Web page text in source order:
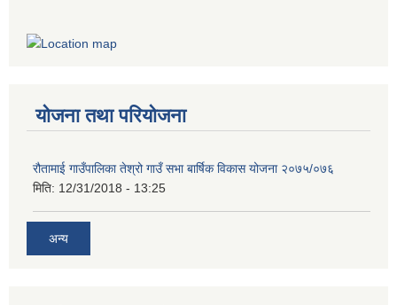
योजना तथा परियोजना
रौतामाई गाउँपालिका तेश्रो गाउँ सभा बार्षिक विकास योजना २०७५/०७६
मिति: 12/31/2018 - 13:25
अन्य